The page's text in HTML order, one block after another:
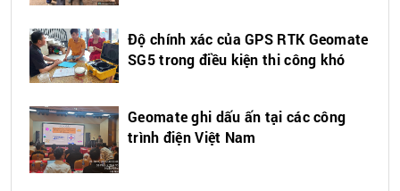
Độ chính xác của GPS RTK Geomate
SG5 trong điều kiện thi công khó
Geomate ghi dấu ấn tại các công
trình điện Việt Nam